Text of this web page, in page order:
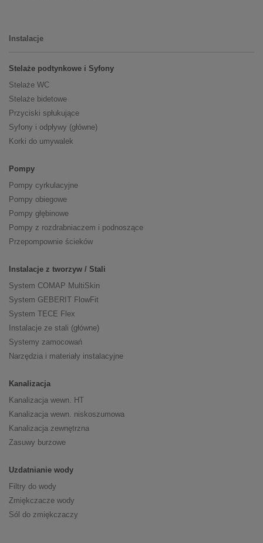
Instalacje
Stelaże podtynkowe i Syfony
Stelaże WC
Stelaże bidetowe
Przyciski spłukujące
Syfony i odpływy (główne)
Korki do umywalek
Pompy
Pompy cyrkulacyjne
Pompy obiegowe
Pompy głębinowe
Pompy z rozdrabniaczem i podnoszące
Przepompownie ścieków
Instalacje z tworzyw / Stali
System COMAP MultiSkin
System GEBERIT FlowFit
System TECE Flex
Instalacje ze stali (główne)
Systemy zamocowań
Narzędzia i materiały instalacyjne
Kanalizacja
Kanalizacja wewn. HT
Kanalizacja wewn. niskoszumowa
Kanalizacja zewnętrzna
Zasuwy burzowe
Uzdatnianie wody
Filtry do wody
Zmiękczacze wody
Sól do zmiękczaczy